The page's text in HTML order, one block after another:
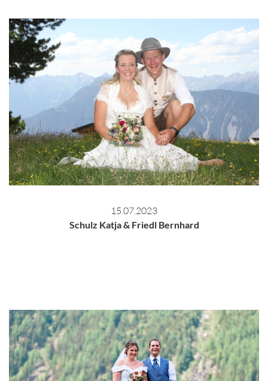
15.07.2023
Schulz Katja & Friedl Bernhard